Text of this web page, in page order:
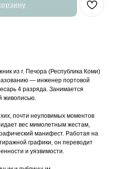
из г. Печора (Республика Коми)
— инженер портовой
4 разряда. Занимается
живописью.
почти неуловимых моментов
вес мимолетным жестам,
манифест. Работая на
графики, он переводит
и уязвимости.